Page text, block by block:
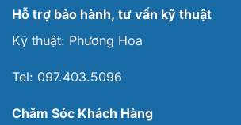
Hỗ trợ bảo hành, tư vấn kỹ thuật
Kỹ thuật: Phương Hoa
Tel: 097.403.5096
Chăm Sóc Khách Hàng